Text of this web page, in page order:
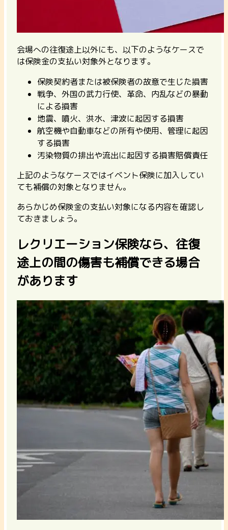
会場への往復途上以外にも、以下のようなケースで
は保険金の支払い対象外となります。
保険契約者または被保険者の故意で生じた損害
戦争、外国の武力行使、革命、内乱などの暴動
による損害
地震、噴火、洪水、津波に起因する損害
航空機や自動車などの所有や使用、管理に起因
する損害
汚染物質の排出や流出に起因する損害賠償責任
上記のようなケースではイベント保険に加入してい
ても補償の対象となりません。
あらかじめ保険金の支払い対象になる内容を確認し
ておきましょう。
レクリエーション保険なら、往復
途上の間の傷害も補償できる場合
があります